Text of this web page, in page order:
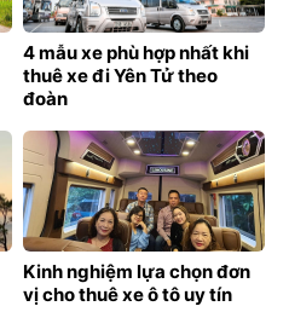
4 mẫu xe phù hợp nhất khi
thuê xe đi Yên Tử theo
đoàn
Kinh nghiệm lựa chọn đơn
vị cho thuê xe ô tô uy tín